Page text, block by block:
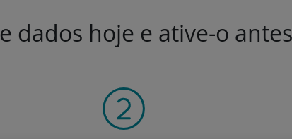
dados hoje e ative-o